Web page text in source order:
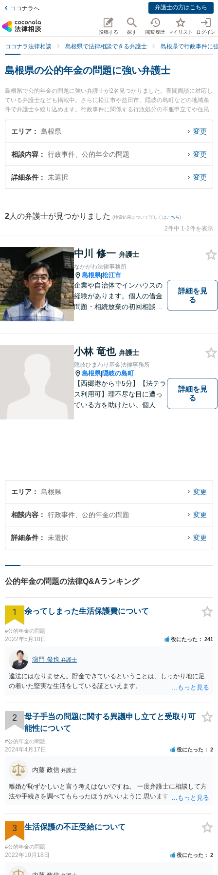
ココナラへ 弁護士の方はこちら
投稿する 探す 閲覧履歴 マイリスト ログイン
ココナラ法律相談 島根県で法律相談できる弁護士 島根県で行政事件に
島根県の公的年金の問題に強い弁護士
島根県で公的年金の問題に強い弁護士が2名見つかりました。夜間面談に対応し
ている弁護士なども掲載中。さらに松江市や益田市、隠岐の島町などの地域条
件で弁護士を絞り込めます。行政事件に関係する行政処分の不服申立てや住民
訴訟、抗告訴訟（処分取り消し等）等の細かな分野での絞り込み検索もでき便
利です。特になかがわ法律事務所の中川 修一弁護士や隠岐ひまわり基金法律事
ぐに弁護士に相談したい』『公的年金の問題のトラブル解決の実績豊富な近く
の弁護士を検索したい』『初回相談無料で公的年金の問題を法律相談できる島
根県内の弁護士に相談予約したい』などでお困りの相談者さんにおすすめで
エリア 島根県 変更
相談内容 行政事件、公的年金の問題 変更
詳細条件 未選択 変更
2 人の弁護士が見つかりました (検索結果について詳しくは こちら)
2件中 1-2件を表示
中川 修一 弁護士
なかがわ法律事務所
島根県|松江市
企業や自治体でインハウスの
経験があります。個人の借金
問題・相続放棄の初回相談
詳細を見
る
小林 竜也 弁護士
隠岐ひまわり基金法律事務所
島根県|隠岐の島町
【西郷港から車5分】【法テラ
ス利用可】理不尽な目に遭っ
ている方を助けたい。個人・
詳細を見
る
エリア 島根県 変更
相談内容 行政事件、公的年金の問題 変更
詳細条件 未選択 変更
公的年金の問題の法律Q&Aランキング
1 余ってしまった生活保護費について
#公的年金の問題
2022年5月18日 役にたった 241
濵門 俊也 弁護士
違法にはなりません。貯金できているということは、しっかり地に足
の着いた堅実な生活をしている証といえます。
2
母子手当の問題に関する異議申し立てと受取り可
能性について
#公的年金の問題
2024年4月17日 役にたった 2
内藤 政信 弁護士
離婚が恥ずかしいと言う考えはないですね。 一度弁護士に相談して方
法や手続きを調べてもらったほうがいいように 思います。
3 生活保護の不正受給について
#公的年金の問題
2022年10月18日 役にたった 2